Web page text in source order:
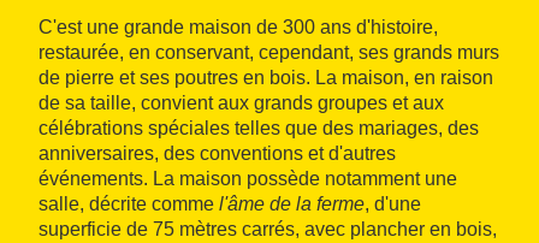
C'est une grande maison de 300 ans d'histoire,
restaurée, en conservant, cependant, ses grands murs
de pierre et ses poutres en bois. La maison, en raison
de sa taille, convient aux grands groupes et aux
célébrations spéciales telles que des mariages, des
anniversaires, des conventions et d'autres
événements. La maison possède notamment une
salle, décrite comme l'âme de la ferme, d'une
superficie de 75 mètres carrés, avec plancher en bois,